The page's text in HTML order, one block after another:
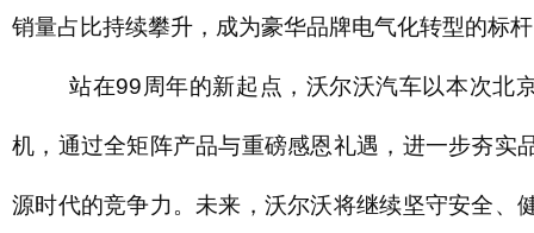
销量占比持续攀升，成为豪华品牌电气化转型的标
站在99周年的新起点，沃尔沃汽车以本次北
机，通过全矩阵产品与重磅感恩礼遇，进一步夯实
源时代的竞争力。未来，沃尔沃将继续坚守安全、